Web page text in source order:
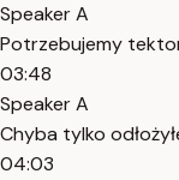
Speaker A
Potrzebujemy
03:48
Speaker A
Chyba tylko
04:03